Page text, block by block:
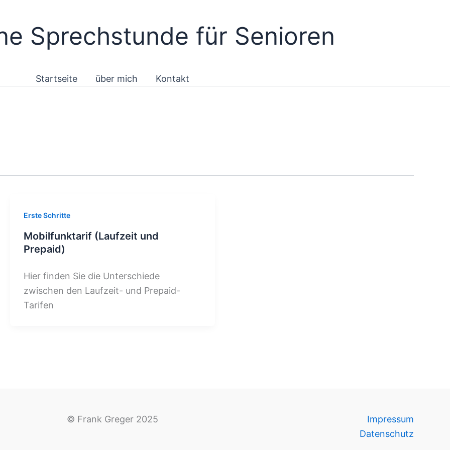
Sprechstunde für Senioren
Startseite über mich Kontakt
Erste Schritte
Mobilfunktarif (Laufzeit und
Prepaid)
Hier finden Sie die Unterschiede
zwischen den Laufzeit- und Prepaid-
Tarifen
© Frank Greger 2025
Impressum
Datenschutz